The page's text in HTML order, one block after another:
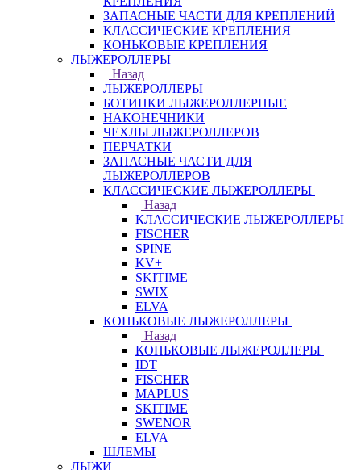
ЗАПАСНЫЕ ЧАСТИ ДЛЯ КРЕПЛЕНИЙ
КЛАССИЧЕСКИЕ КРЕПЛЕНИЯ
КОНЬКОВЫЕ КРЕПЛЕНИЯ
ЛЫЖЕРОЛЛЕРЫ
Назад
ЛЫЖЕРОЛЛЕРЫ
БОТИНКИ ЛЫЖЕРОЛЛЕРНЫЕ
НАКОНЕЧНИКИ
ЧЕХЛЫ ЛЫЖЕРОЛЛЕРОВ
ПЕРЧАТКИ
ЗАПАСНЫЕ ЧАСТИ ДЛЯ
ЛЫЖЕРОЛЛЕРОВ
КЛАССИЧЕСКИЕ ЛЫЖЕРОЛЛЕРЫ
Назад
КЛАССИЧЕСКИЕ ЛЫЖЕРОЛЛЕРЫ
FISCHER
SPINE
KV+
SKITIME
SWIX
ELVA
КОНЬКОВЫЕ ЛЫЖЕРОЛЛЕРЫ
Назад
КОНЬКОВЫЕ ЛЫЖЕРОЛЛЕРЫ
IDT
FISCHER
MAPLUS
SKITIME
SWENOR
ELVA
ШЛЕМЫ
ЛЫЖИ